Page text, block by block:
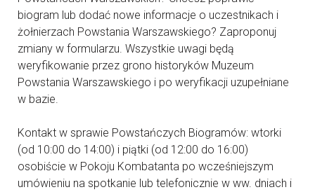
biogram lub dodać nowe informacje o uczestnikach i
żołnierzach Powstania Warszawskiego? Zaproponuj
zmiany w formularzu. Wszystkie uwagi będą
weryfikowanie przez grono historyków Muzeum
Powstania Warszawskiego i po weryfikacji uzupełniane
w bazie.
Kontakt w sprawie Powstańczych Biogramów: wtorki
(od 10:00 do 14:00) i piątki (od 12:00 do 16:00)
osobiście w Pokoju Kombatanta po wcześniejszym
umówieniu na spotkanie lub telefonicznie w ww. dniach i